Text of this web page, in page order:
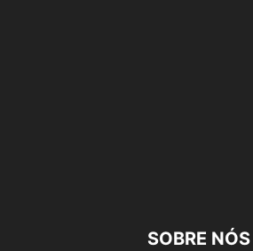
SOBRE NÓS